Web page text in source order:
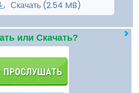
Скачать (2.54 MB)
или Скачать?